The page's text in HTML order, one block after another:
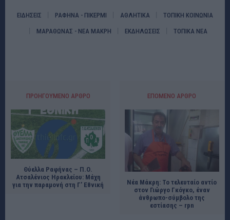
ΕΙΔΗΣΕΙΣ ΡΑΦΗΝΑ - ΠΙΚΕΡΜΙ ΑΘΛΗΤΙΚΑ ΤΟΠΙΚΗ ΚΟΙΝΩΝΙΑ
ΜΑΡΑΘΩΝΑΣ - ΝΕΑ ΜΑΚΡΗ ΕΚΔΗΛΩΣΕΙΣ ΤΟΠΙΚΑ ΝΕΑ
ΠΡΟΗΓΟΎΜΕΝΟ ΆΡΘΡΟ
Θύελλα Ραφήνας – Π.Ο.
Ατσαλένιος Ηρακλείου: Μάχη
για την παραμονή στη Γ’ Εθνική
ΕΠΌΜΕΝΟ ΆΡΘΡΟ
Νέα Μάκρη: Το τελευταίο αντίο
στον Γιώργο Γκόγκο, έναν
άνθρωπο-σύμβολο της
εστίασης – rpn